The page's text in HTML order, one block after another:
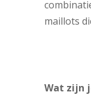
maillots
Wat zijn